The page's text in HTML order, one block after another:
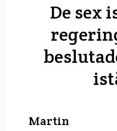
De sex
Martin